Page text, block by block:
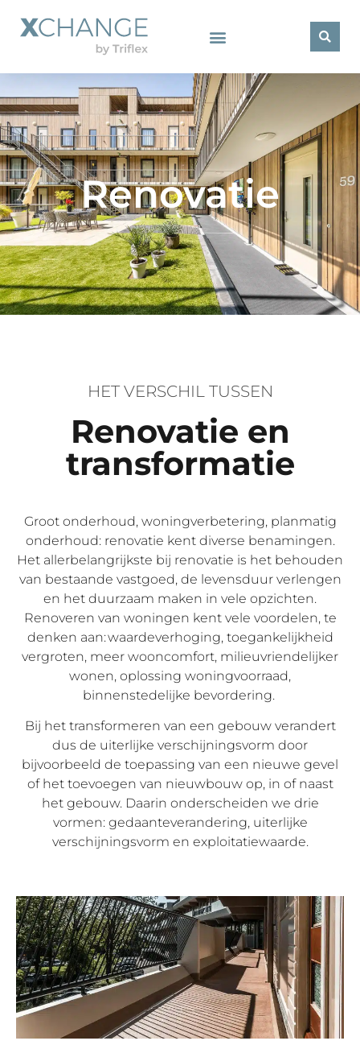
Renovatie
HET VERSCHIL TUSSEN
Renovatie en
transformatie
Groot onderhoud, woningverbetering, planmatig
onderhoud: renovatie kent diverse benamingen.
Het allerbelangrijkste bij renovatie is het behouden
van bestaande vastgoed, de levensduur verlengen
en het duurzaam maken in vele opzichten.
Renoveren van woningen kent vele voordelen, te
denken aan: waardeverhoging, toegankelijkheid
vergroten, meer wooncomfort, milieuvriendelijker
wonen, oplossing woningvoorraad,
binnenstedelijke bevordering.
Bij het transformeren van een gebouw verandert
dus de uiterlijke verschijningsvorm door
bijvoorbeeld de toepassing van een nieuwe gevel
of het toevoegen van nieuwbouw op, in of naast
het gebouw. Daarin onderscheiden we drie
vormen: gedaanteverandering, uiterlijke
verschijningsvorm en exploitatiewaarde.